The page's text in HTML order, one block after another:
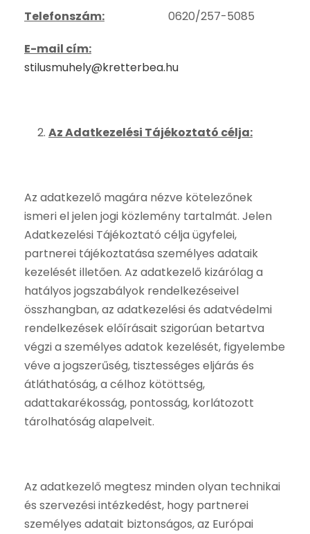
Telefonszám: 0620/257-5085
E-mail cím:
stilusmuhely@kretterbea.hu
Az Adatkezelési Tájékoztató célja:
Az adatkezelő magára nézve kötelezőnek
ismeri el jelen jogi közlemény tartalmát. Jelen
Adatkezelési Tájékoztató célja ügyfelei,
partnerei tájékoztatása személyes adataik
kezelését illetően. Az adatkezelő kizárólag a
hatályos jogszabályok rendelkezéseivel
összhangban, az adatkezelési és adatvédelmi
rendelkezések előírásait szigorúan betartva
végzi a személyes adatok kezelését, figyelembe
véve a jogszerűség, tisztességes eljárás és
átláthatóság, a célhoz kötöttség,
adattakarékosság, pontosság, korlátozott
tárolhatóság alapelveit.
Az adatkezelő megtesz minden olyan technikai
és szervezési intézkedést, hogy partnerei
személyes adatait biztonságos, az Európai